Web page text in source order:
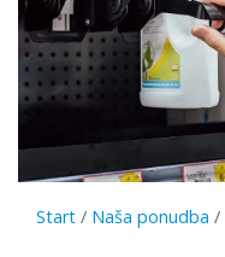
Start / Naša ponudba /